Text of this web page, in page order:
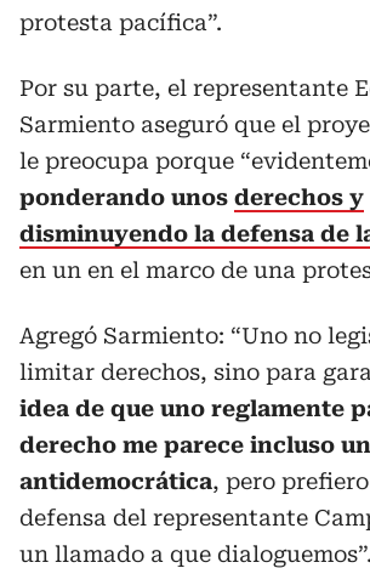
protesta pacífica”.
Por su parte, el representante
Sarmiento aseguró que el
le preocupa porque
ponderando unos derechos y
disminuyendo la defensa de
en un en el marco de una
Agregó Sarmiento: “Uno no
limitar derechos, sino para
idea de que uno reglamente
derecho me parece incluso
antidemocrática, pero
defensa del representante
un llamado a que dialoguemos”.